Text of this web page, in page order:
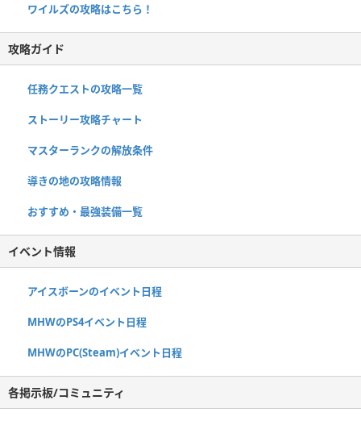
ワイルズの攻略はこちら！
攻略ガイド
任務クエストの攻略一覧
ストーリー攻略チャート
マスターランクの解放条件
導きの地の攻略情報
おすすめ・最強装備一覧
イベント情報
アイスボーンのイベント日程
MHWのPS4イベント日程
MHWのPC(Steam)イベント日程
各掲示板/コミュニティ